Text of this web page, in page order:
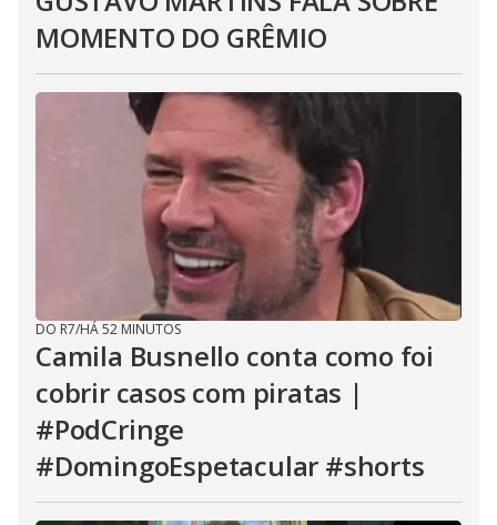
MOMENTO DO GRÊMIO
DO R7/HÁ 52 MINUTOS
Camila Busnello conta como foi
cobrir casos com piratas |
#PodCringe
#DomingoEspetacular #shorts